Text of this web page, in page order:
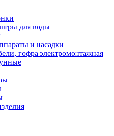
для воды
и насадки
гофра электромонтажная